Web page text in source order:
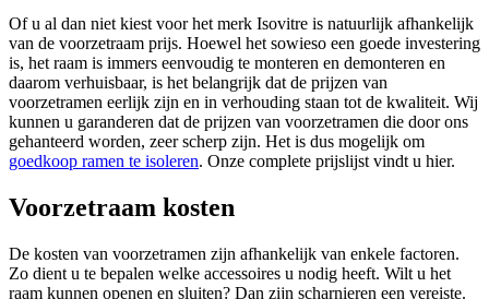
Of u al dan niet kiest voor het merk Isovitre is natuurlijk afhankelijk
van de voorzetraam prijs. Hoewel het sowieso een goede investering
is, het raam is immers eenvoudig te monteren en demonteren en
daarom verhuisbaar, is het belangrijk dat de prijzen van
voorzetramen eerlijk zijn en in verhouding staan tot de kwaliteit. Wij
kunnen u garanderen dat de prijzen van voorzetramen die door ons
gehanteerd worden, zeer scherp zijn. Het is dus mogelijk om
goedkoop ramen te isoleren. Onze complete prijslijst vindt u hier.
Voorzetraam kosten
De kosten van voorzetramen zijn afhankelijk van enkele factoren.
Zo dient u te bepalen welke accessoires u nodig heeft. Wilt u het
raam kunnen openen en sluiten? Dan zijn scharnieren een vereiste.